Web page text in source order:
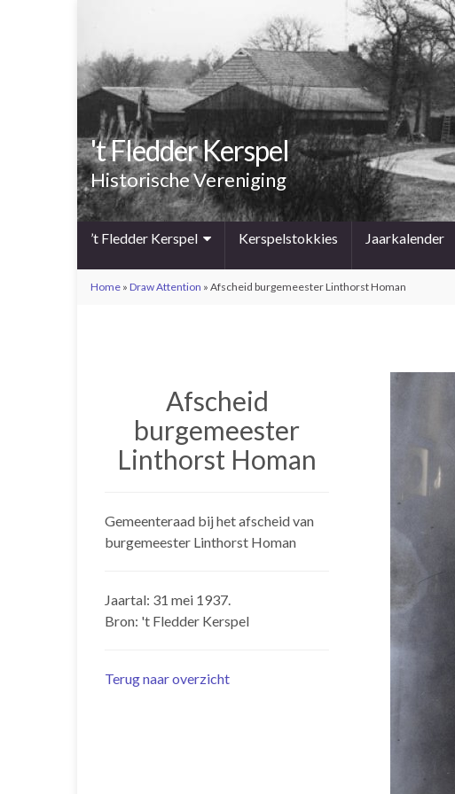
't Fledder Kerspel
Historische Vereniging
’t Fledder Kerspel Kerspelstokkies Jaarkalender
Home » Draw Attention » Afscheid burgemeester Linthorst Homan
Afscheid
burgemeester
Linthorst Homan
Gemeenteraad bij het afscheid van
burgemeester Linthorst Homan
Jaartal: 31 mei 1937.
Bron: 't Fledder Kerspel
Terug naar overzicht